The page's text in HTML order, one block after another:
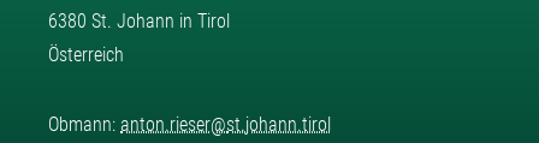
6380 St. Johann in Tirol
Österreich
Obmann: anton.rieser@st.johann.tirol